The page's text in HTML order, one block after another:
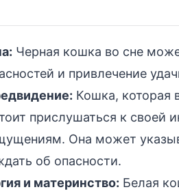
Черная кошка во сне
и привлечение
Кошка, которая
прислушаться к своей
Она может
об опасности.
и материнство: Белая